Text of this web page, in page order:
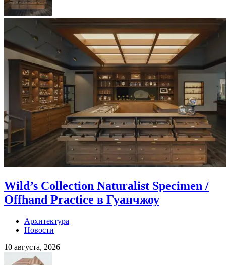
Wild’s Collection Naturalist Specimen /
Offhand Practice в Гуанчжоу
Архитектура
Новости
10 августа, 2026